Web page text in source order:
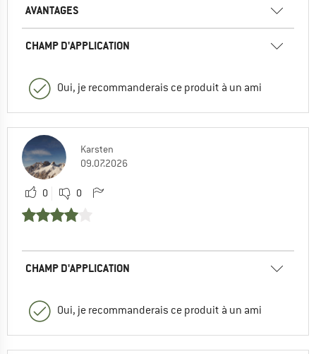
AVANTAGES
CHAMP D'APPLICATION
Oui, je recommanderais ce produit à un ami
Karsten
09.07.2026
0 0
CHAMP D'APPLICATION
Oui, je recommanderais ce produit à un ami